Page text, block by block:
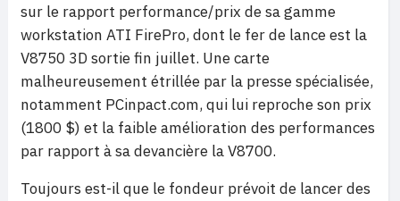
sur le rapport performance/prix de sa gamme
workstation ATI FirePro, dont le fer de lance est la
V8750 3D sortie fin juillet. Une carte
malheureusement étrillée par la presse spécialisée,
notamment PCinpact.com, qui lui reproche son prix
(1800 $) et la faible amélioration des performances
par rapport à sa devancière la V8700.
Toujours est-il que le fondeur prévoit de lancer des